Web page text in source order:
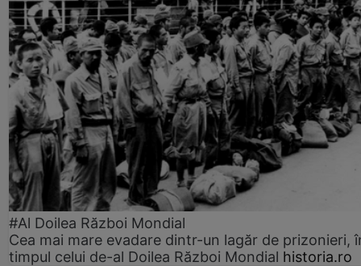
#Al Doilea Război Mondial
Cea mai mare evadare dintr-un lagăr de prizonieri,
timpul celui de-al Doilea Război Mondial historia.ro